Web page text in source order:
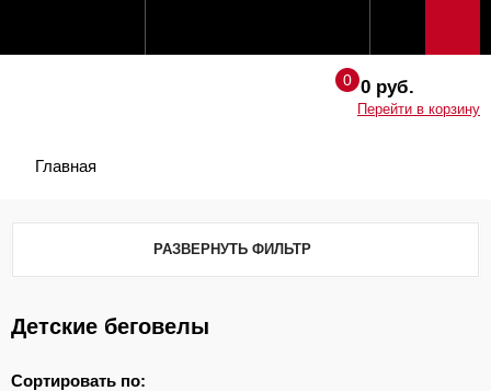
0 руб.
Перейти в корзину
Главная
РАЗВЕРНУТЬ ФИЛЬТР
Детские беговелы
Сортировать по: